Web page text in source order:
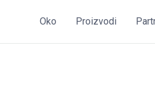
Oko Proizvodi